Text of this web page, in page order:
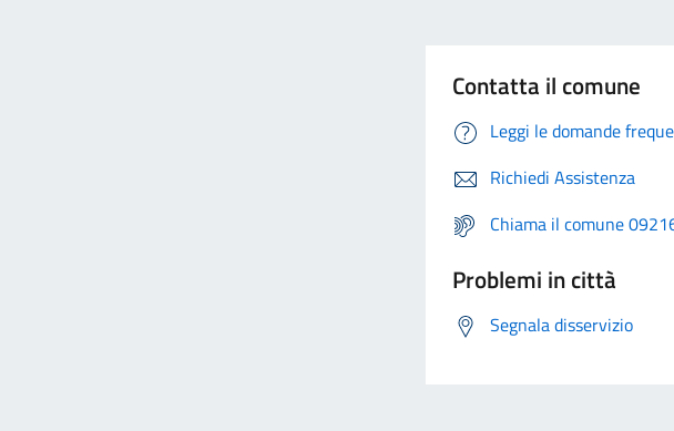
Contatta il comune
Leggi le domande
Richiedi Assistenza
Chiama il comune
Problemi in città
Segnala disservizio